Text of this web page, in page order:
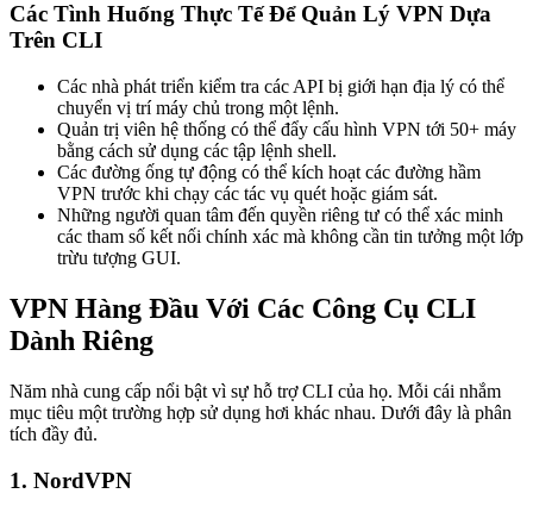
Các Tình Huống Thực Tế Để Quản Lý VPN Dựa
Trên CLI
Các nhà phát triển kiểm tra các API bị giới hạn địa lý có thể
chuyển vị trí máy chủ trong một lệnh.
Quản trị viên hệ thống có thể đẩy cấu hình VPN tới 50+ máy
bằng cách sử dụng các tập lệnh shell.
Các đường ống tự động có thể kích hoạt các đường hầm
VPN trước khi chạy các tác vụ quét hoặc giám sát.
Những người quan tâm đến quyền riêng tư có thể xác minh
các tham số kết nối chính xác mà không cần tin tưởng một lớp
trừu tượng GUI.
VPN Hàng Đầu Với Các Công Cụ CLI
Dành Riêng
Năm nhà cung cấp nổi bật vì sự hỗ trợ CLI của họ. Mỗi cái nhắm
mục tiêu một trường hợp sử dụng hơi khác nhau. Dưới đây là phân
tích đầy đủ.
1. NordVPN